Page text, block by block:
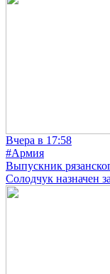
Вчера в 17:58
#Армия
Выпускник
Солодчук назначен